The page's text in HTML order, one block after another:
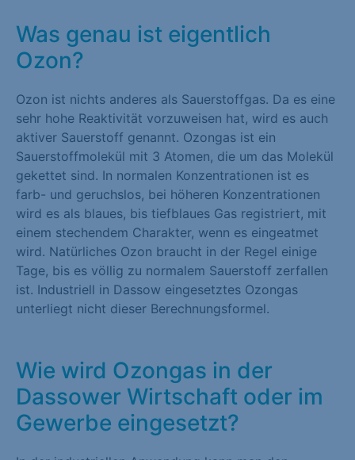
Was genau ist eigentlich
Ozon?
Ozon ist nichts anderes als Sauerstoffgas. Da es eine
sehr hohe Reaktivität vorzuweisen hat, wird es auch
aktiver Sauerstoff genannt. Ozongas ist ein
Sauerstoffmolekül mit 3 Atomen, die um das Molekül
gekettet sind. In normalen Konzentrationen ist es
farb- und geruchslos, bei höheren Konzentrationen
wird es als blaues, bis tiefblaues Gas registriert, mit
einem stechendem Charakter, wenn es eingeatmet
wird. Natürliches Ozon braucht in der Regel einige
Tage, bis es völlig zu normalem Sauerstoff zerfallen
ist. Industriell in Dassow eingesetztes Ozongas
unterliegt nicht dieser Berechnungsformel.
Wie wird Ozongas in der
Dassower Wirtschaft oder im
Gewerbe eingesetzt?